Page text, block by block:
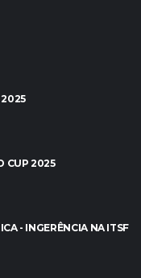
2025
CUP 2025
- INGERÊNCIA NA ITSF